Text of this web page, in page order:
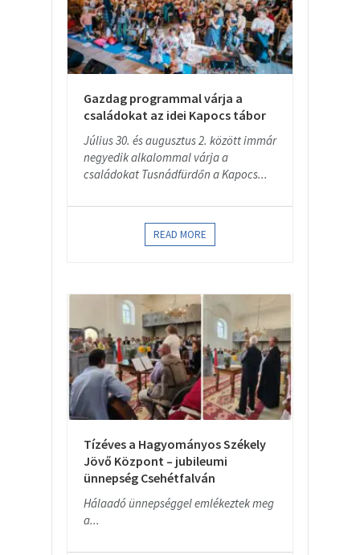
Gazdag programmal várja a
családokat az idei Kapocs tábor
Július 30. és augusztus 2. között immár
negyedik alkalommal várja a
családokat Tusnádfürdőn a Kapocs...
READ MORE
Tízéves a Hagyományos Székely
Jövő Központ – jubileumi
ünnepség Csehétfalván
Hálaadó ünnepséggel emlékeztek meg
a...